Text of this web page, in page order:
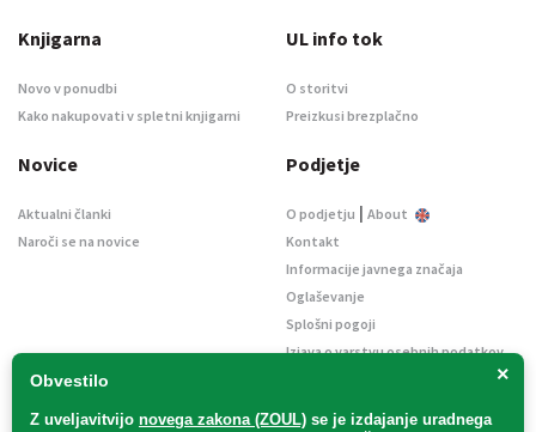
×
Obvestilo
Z uveljavitvijo novega zakona (ZOUL) se je izdajanje uradnega
Knjigarna
Novo v ponudbi
Kako nakupovati v spletni knjigarni
UL info tok
O storitvi
Preizkusi brezplačno
Novice
Aktualni članki
Naroči se na novice
Podjetje
O podjetju | About
Kontakt
Informacije javnega značaja
Oglaševanje
Splošni pogoji
Izjava o varstvu osebnih podatkov